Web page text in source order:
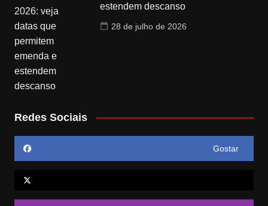
estendem descanso
28 de julho de 2026
Redes Sociais
Gostar